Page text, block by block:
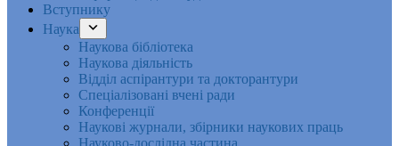
Вступнику
Наука
Наукова бібліотека
Наукова діяльність
Відділ аспірантури та докторантури
Спеціалізовані вчені ради
Конференції
Наукові журнали, збірники наукових праць
Науково-дослідна частина